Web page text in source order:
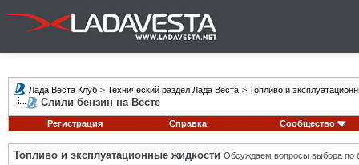
Лада Веста Клуб > Технический раздел Лада Веста > Топливо и
Слили бензин на Весте
Регистрация Справка Сообщество
Топливо и эксплуатационные жидкости Обсуждаем вопросы выбора по